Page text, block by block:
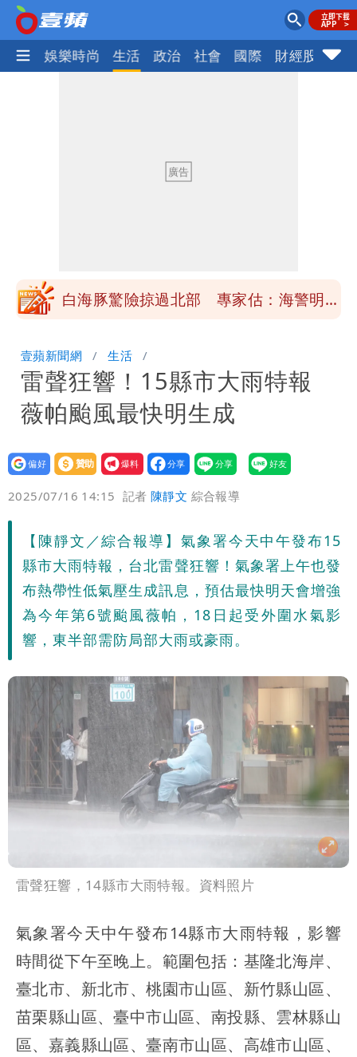
熱門 娛樂時尚 生活 政治 社會 國際 財經股市
「終於能交代」 捐500萬獎學金延續愛
白海豚颱風逼近！鄭明典示警「恐遇黑潮
砸重金再買一整桌卡盒
白海豚驚險掠過北部 專家估：海警明發
「終於能交代」 捐500萬獎學金延續愛
白海豚颱風逼近！鄭明典示警「恐遇黑潮
變強」 路徑分歧藏警訊：不利強度維持
壹蘋新聞網 生活
雷聲狂響！15縣市大雨特報
薇帕颱風最快明生成
設為
贊助
我要
爆料
2025/07/16 14:15 記者陳靜文 綜合報導
【陳靜文／綜合報導】氣象署今天中午發布15
縣市大雨特報，台北雷聲狂響！氣象署上午也發
布熱帶性低氣壓生成訊息，預估最快明天會增強
為今年第6號颱風薇帕，18日起受外圍水氣影
響，東半部需防局部大雨或豪雨。
雷聲狂響，14縣市大雨特報。資料照片
氣象署今天中午發布14縣市大雨特報，影響
時間從下午至晚上。範圍包括：基隆北海岸、
臺北市、新北市、桃園市山區、新竹縣山區、
苗栗縣山區、臺中市山區、南投縣、雲林縣山
區、嘉義縣山區、臺南市山區、高雄市山區、